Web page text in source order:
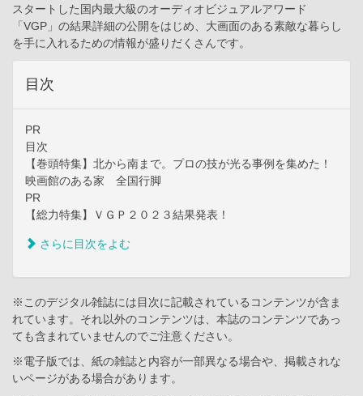
スタートした国内最大級のオーディオビジュアルアワード
「VGP」の結果詳細の公開をはじめ、大画面のある素敵な暮らし
を手に入れるための情報が盛りだくさんです。
目次
PR
目次
【巻頭特集】北から南まで。プロの技が光る事例を集めた！
映画館のある家 全国行脚
PR
【総力特集】ＶＧＰ２０２３結果発表！
さらに目次をよむ
※このデジタル雑誌には目次に記載されているコンテンツが含ま
れています。それ以外のコンテンツは、本誌のコンテンツであっ
ても含まれていませんのでご注意ください。
※電子版では、紙の雑誌と内容が一部異なる場合や、掲載されな
いページがある場合があります。